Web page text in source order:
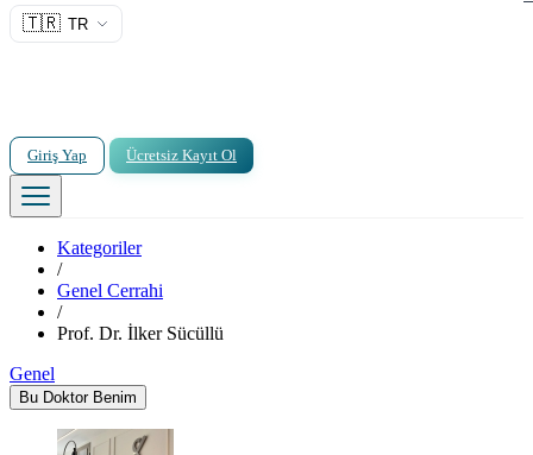
🇹🇷 TR
Giriş Yap Ücretsiz Kayıt Ol
Kategoriler
/
Genel Cerrahi
/
Prof. Dr. İlker Sücüllü
Genel
Bu Doktor Benim